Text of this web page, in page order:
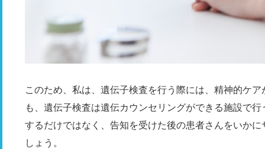
このため、私は、遺伝子検査を行う際には、精神的ケ
も、遺伝子検査は遺伝カウンセリングができる施設で
するだけではなく、告知を受けた後の患者さんをいか
しょう。